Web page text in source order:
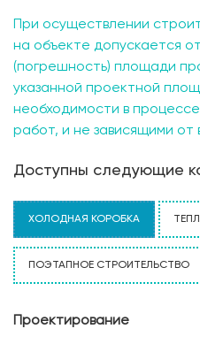
При осуществлении
на объекте допускается
(погрешность) площади
указанной проектной
необходимости в
работ, и не зависящими от
Доступны следующие
ХОЛОДНАЯ КОРОБКА
ПОЭТАПНОЕ СТРОИТЕЛЬСТВО
Проектирование